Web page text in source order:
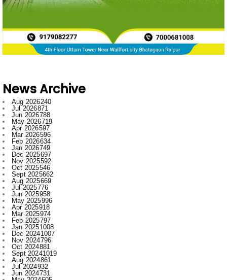
News Archive
Jun 2026
788
May 2026719
Apr 2026597
Mar 2026596
Feb 2026634
Jan 2026749
Dec 2025697
Nov 2025592
Oct 2025546
Sept 2025662
Aug 2025669
Jul 2025776
Jun 2025958
May 2025996
Apr 2025918
Mar 2025974
Feb 2025797
Jan 20251008
Dec 20241007
Nov 2024796
Oct 2024881
Sept 20241019
Aug 2024861
Jul 2024932
Jun 2024731
May 2024605
Apr 2024597
Mar 2024656
Feb 2024772
Jan 2024915